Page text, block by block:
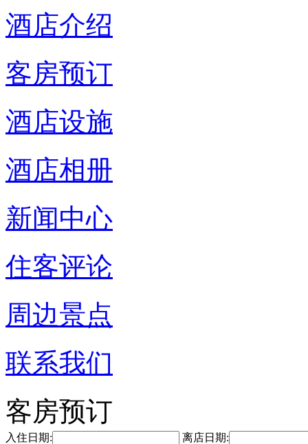
酒店介绍
客房预订
酒店设施
酒店相册
新闻中心
住客评论
周边景点
联系我们
客房预订
入住日期: 离店日期: